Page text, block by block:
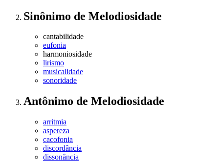
Sinônimo de Melodiosidade
cantabilidade
eufonia
harmoniosidade
lirismo
musicalidade
sonoridade
Antônimo de Melodiosidade
arritmia
aspereza
cacofonia
discordância
dissonância